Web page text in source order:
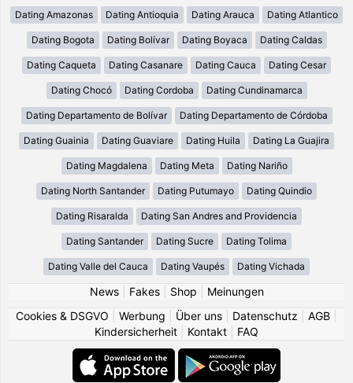
Dating Amazonas Dating Antioquia Dating Arauca Dating Atlantico
Dating Bogota Dating Bolívar Dating Boyaca Dating Caldas
Dating Caqueta Dating Casanare Dating Cauca Dating Cesar
Dating Chocó Dating Cordoba Dating Cundinamarca
Dating Departamento de Bolívar Dating Departamento de Córdoba
Dating Guainia Dating Guaviare Dating Huila Dating La Guajira
Dating Magdalena Dating Meta Dating Nariño
Dating North Santander Dating Putumayo Dating Quindio
Dating Risaralda Dating San Andres and Providencia
Dating Santander Dating Sucre Dating Tolima
Dating Valle del Cauca Dating Vaupés Dating Vichada
News| Fakes| Shop
Meinungen
Cookies & DSGVO
Werbung Über uns Datenschutz AGB
Kindersicherheit
Kontakt FAQ